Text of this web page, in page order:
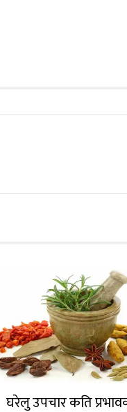
घरेलु उपचार कति